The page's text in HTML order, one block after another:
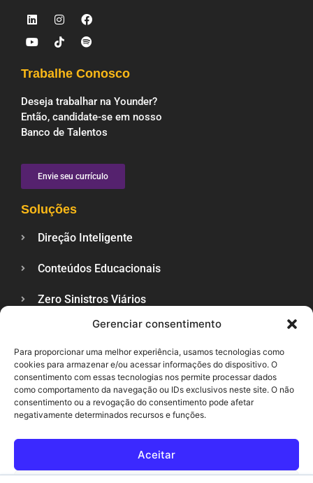
Gerenciar consentimento
Para proporcionar uma melhor experiência, usamos tecnologias como
cookies para armazenar e/ou acessar informações do dispositivo. O
consentimento com essas tecnologias nos permite processar dados
como comportamento da navegação ou IDs exclusivos neste site. O não
consentimento ou a revogação do consentimento pode afetar
negativamente determinados recursos e funções.
Aceitar
Trabalhe Conosco
Deseja trabalhar na Younder?
Então, candidate-se em nosso
Banco de Talentos
Envie seu currículo
Soluções
Direção Inteligente
Conteúdos Educacionais
Zero Sinistros Viários
Veículos Sustentáveis
Trânsito Lance a Lance
Veja Também
Blog
Política de Privacidade
Contato